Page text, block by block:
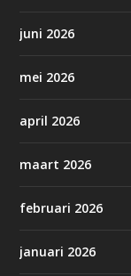
juni 2026
mei 2026
april 2026
maart 2026
februari 2026
januari 2026